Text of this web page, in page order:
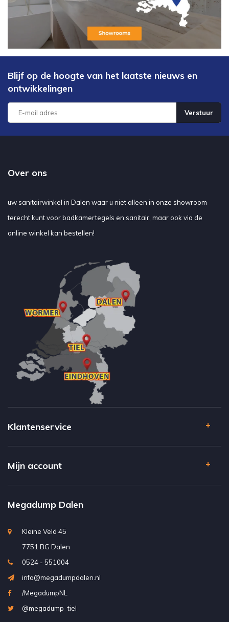
Blijf op de hoogte van het laatste nieuws en
ontwikkelingen
Verstuur
Over ons
uw sanitairwinkel in Dalen waar u niet alleen in onze showroom
terecht kunt voor badkamertegels en sanitair, maar ook via de
online winkel kan bestellen!
Klantenservice
Mijn account
Megadump Dalen
Kleine Veld 45
7751 BG Dalen
0524 - 551004
info@megadumpdalen.nl
/MegadumpNL
@megadump_tiel